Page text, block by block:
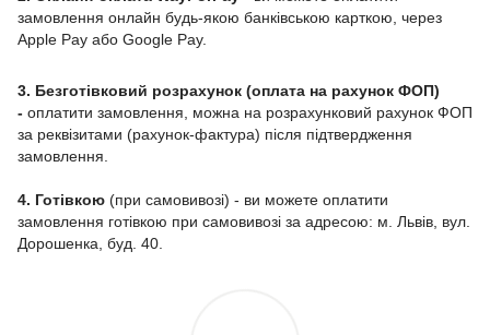
замовлення онлайн будь-якою банківською карткою, через
Apple Pay або Google Pay.
3. Безготівковий розрахунок (оплата на рахунок ФОП)
- оплатити замовлення, можна на розрахунковий рахунок ФОП
за реквізитами (рахунок-фактура) після підтвердження
замовлення.
4. Готівкою (при самовивозі) - ви можете оплатити
замовлення готівкою при самовивозі за адресою: м. Львів, вул.
Дорошенка, буд. 40.